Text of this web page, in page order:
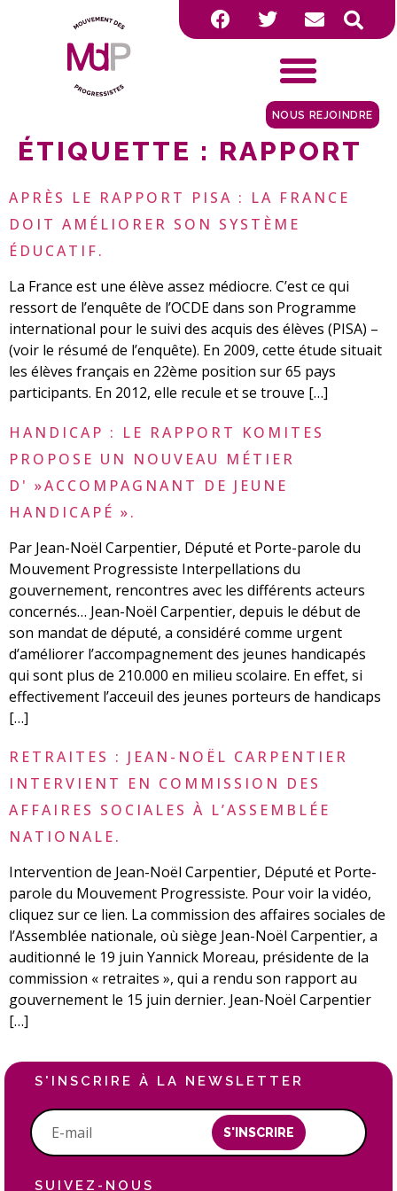
NOUS REJOINDRE
ÉTIQUETTE : RAPPORT
APRÈS LE RAPPORT PISA : LA FRANCE
DOIT AMÉLIORER SON SYSTÈME
ÉDUCATIF.
La France est une élève assez médiocre. C’est ce qui
ressort de l’enquête de l’OCDE dans son Programme
international pour le suivi des acquis des élèves (PISA) –
(voir le résumé de l’enquête). En 2009, cette étude situait
les élèves français en 22ème position sur 65 pays
participants. En 2012, elle recule et se trouve […]
HANDICAP : LE RAPPORT KOMITES
PROPOSE UN NOUVEAU MÉTIER
D' »ACCOMPAGNANT DE JEUNE
HANDICAPÉ ».
Par Jean-Noël Carpentier, Député et Porte-parole du
Mouvement Progressiste Interpellations du
gouvernement, rencontres avec les différents acteurs
concernés… Jean-Noël Carpentier, depuis le début de
son mandat de député, a considéré comme urgent
d’améliorer l’accompagnement des jeunes handicapés
qui sont plus de 210.000 en milieu scolaire. En effet, si
effectivement l’acceuil des jeunes porteurs de handicaps
[…]
RETRAITES : JEAN-NOËL CARPENTIER
INTERVIENT EN COMMISSION DES
AFFAIRES SOCIALES À L’ASSEMBLÉE
NATIONALE.
Intervention de Jean-Noël Carpentier, Député et Porte-
parole du Mouvement Progressiste. Pour voir la vidéo,
cliquez sur ce lien. La commission des affaires sociales de
l’Assemblée nationale, où siège Jean-Noël Carpentier, a
auditionné le 19 juin Yannick Moreau, présidente de la
commission « retraites », qui a rendu son rapport au
gouvernement le 15 juin dernier. Jean-Noël Carpentier
[…]
S'INSCRIRE À LA NEWSLETTER
S'INSCRIRE
SUIVEZ-NOUS